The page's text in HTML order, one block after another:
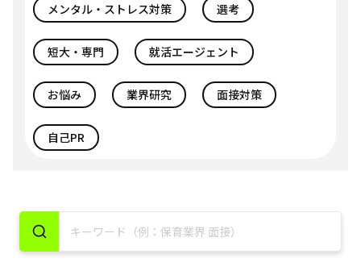
メンタル・ストレス対策 選考
短大・専門 就活エージェント
お悩み 業界研究 面接対策
自己PR